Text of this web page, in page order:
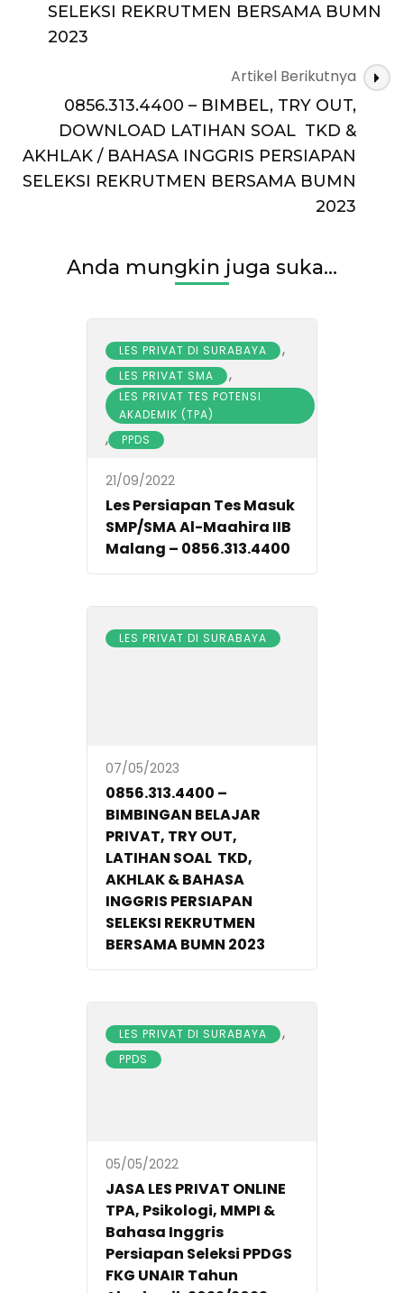
SELEKSI REKRUTMEN BERSAMA BUMN
2023
Artikel Berikutnya
0856.313.4400 – BIMBEL, TRY OUT,
DOWNLOAD LATIHAN SOAL TKD &
AKHLAK / BAHASA INGGRIS PERSIAPAN
SELEKSI REKRUTMEN BERSAMA BUMN
2023
Anda mungkin juga suka...
LES PRIVAT DI SURABAYA ,
LES PRIVAT SMA ,
LES PRIVAT TES POTENSI
AKADEMIK (TPA)
, PPDS
21/09/2022
Les Persiapan Tes Masuk
SMP/SMA Al-Maahira IIB
Malang – 0856.313.4400
LES PRIVAT DI SURABAYA
07/05/2023
0856.313.4400 –
BIMBINGAN BELAJAR
PRIVAT, TRY OUT,
LATIHAN SOAL TKD,
AKHLAK & BAHASA
INGGRIS PERSIAPAN
SELEKSI REKRUTMEN
BERSAMA BUMN 2023
LES PRIVAT DI SURABAYA ,
PPDS
05/05/2022
JASA LES PRIVAT ONLINE
TPA, Psikologi, MMPI &
Bahasa Inggris
Persiapan Seleksi PPDGS
FKG UNAIR Tahun